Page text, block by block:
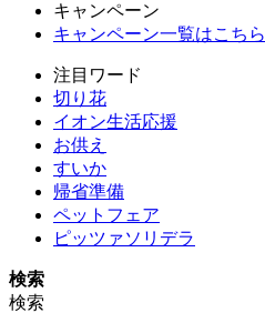
キャンペーン
キャンペーン一覧はこちら
注目ワード
切り花
イオン生活応援
お供え
すいか
帰省準備
ペットフェア
ピッツァソリデラ
検索
検索